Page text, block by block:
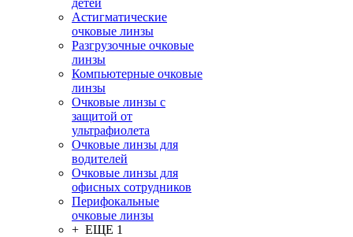
детей
Астигматические
очковые линзы
Разгрузочные очковые
линзы
Компьютерные очковые
линзы
Очковые линзы с
защитой от
ультрафиолета
Очковые линзы для
водителей
Очковые линзы для
офисных сотрудников
Перифокальные
очковые линзы
+ ЕЩЕ 1